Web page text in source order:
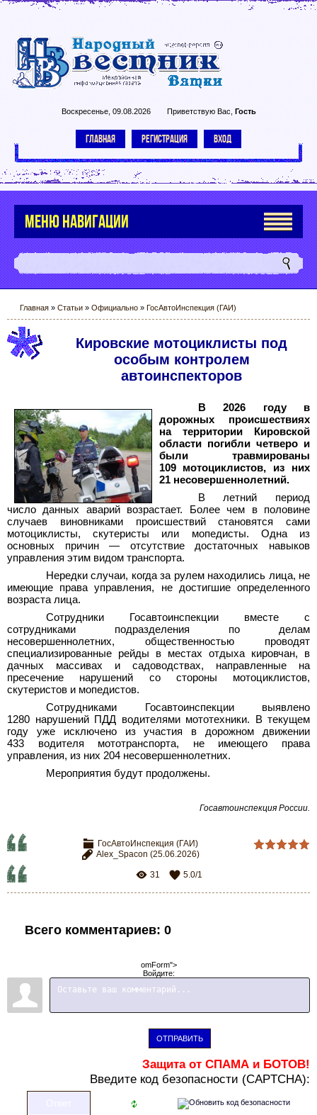
Воскресенье, 09.08.2026 Приветствую Вас Гость
ГЛАВНАЯ РЕГИСТРАЦИЯ ВХОД
МЕНЮ НАВИГАЦИИ
Главная » Статьи » Официально » ГосАвтоИнспекция (ГАИ)
Кировские мотоциклисты под
особым контролем
автоинспекторов
В 2026 году в
дорожных происшествиях
на территории Кировской
области погибли четверо и
были травмированы
109 мотоциклистов, из них
21 несовершеннолетний.
В летний период
число данных аварий возрастает. Более чем в половине
случаев виновниками происшествий становятся сами
мотоциклисты, скутеристы или мопедисты. Одна из
основных причин— отсутствие достаточных навыков
управления этим видом транспорта.
Нередки случаи, когда за рулем находились лица, не
имеющие права управления, не достигшие определенного
возраста лица.
Сотрудники Госавтоинспекции вместе с
сотрудниками подразделения по делам
несовершеннолетних, общественностью проводят
специализированные рейды в местах отдыха кировчан, в
дачных массивах и садоводствах, направленные на
пресечение нарушений со стороны мотоциклистов,
скутеристов и мопедистов.
Сотрудниками Госавтоинспекции выявлено
1280 нарушений ПДД водителями мототехники. В текущем
году уже исключено из участия в дорожном движении
433 водителя мототранспорта, не имеющего права
управления, из них 204 несовершеннолетних.
Мероприятия будут продолжены.
Госавтоинспекция России.
ГосАвтоИнспекция (ГАИ)
Alex_Spacon (25.06.2026)
31 5.0/1
Всего комментариев: 0
omForm">
Войдите:
ОТПРАВИТЬ
Защита от СПАМА и БОТОВ!
Введите код безопасности (CAPTCHA):